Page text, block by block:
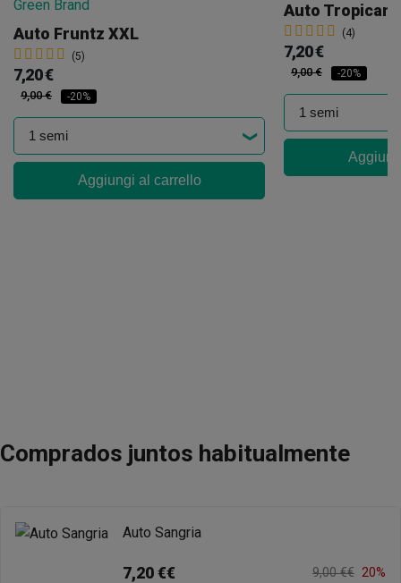
Auto Fruntz XXL
(5)
7,20 €
9,00 € -20%
Aggiungi al carrello
Auto
(4)
7,20 €
9,00 € -20%
Comprados juntos habitualmente
Auto Sangria
7,20 €€ 9,00 €€ 20%